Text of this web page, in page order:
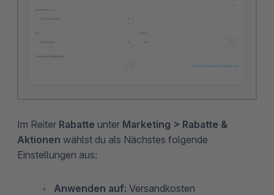
Im Reiter Rabatte unter Marketing > Rabatte &
Aktionen wählst du als Nächstes folgende
Einstellungen aus:
Anwenden auf: Versandkosten